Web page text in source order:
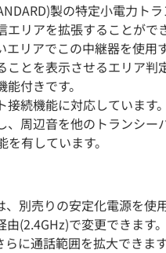
製の特定小電力トラ
リアを拡張することができ
リアでこの中継器を使用
とを表示させるエリア判
付きです。
続機能に対応しています。
周辺音を他のトランシー
有しています。
別売りの安定化電源を使
(2.4GHz)で変更できます。
に通話範囲を拡大できます